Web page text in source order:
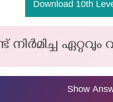
Download 10th
Show